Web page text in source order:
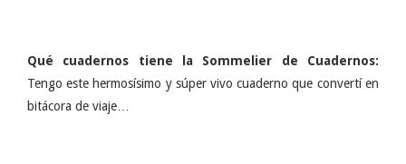
Qué cuadernos tiene la Sommelier de Cuadernos:
Tengo este hermosísimo y súper vivo cuaderno que convertí en
bitácora de viaje…